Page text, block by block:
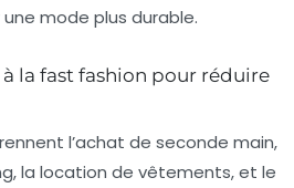
mode plus durable.
la fast fashion pour réduire
l’achat de seconde main,
la location de vêtements, et le